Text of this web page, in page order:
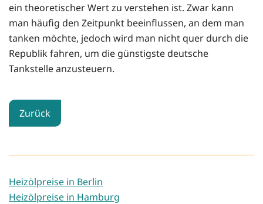
ein theoretischer Wert zu verstehen ist. Zwar kann
man häufig den Zeitpunkt beeinflussen, an dem man
tanken möchte, jedoch wird man nicht quer durch die
Republik fahren, um die günstigste deutsche
Tankstelle anzusteuern.
Zurück
Heizölpreise in Berlin
Heizölpreise in Hamburg